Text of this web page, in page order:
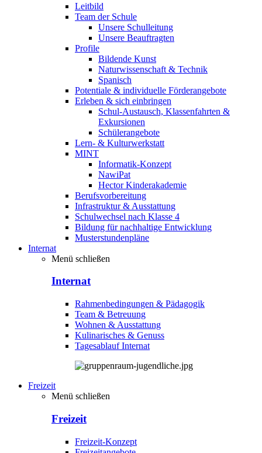
Leitbild
Team der Schule
Unsere Schulleitung
Unsere Beauftragten
Profile
Bildende Kunst
Naturwissenschaft & Technik
Spanisch
Potentiale & individuelle Förderangebote
Erleben & sich einbringen
Schul-Austausch, Klassenfahrten &
Exkursionen
Schülerangebote
Lern- & Kulturwerkstatt
MINT
Informatik-Konzept
NawiPat
Hector Kinderakademie
Berufsvorbereitung
Infrastruktur & Ausstattung
Schulwechsel nach Klasse 4
Bildung für nachhaltige Entwicklung
Musterstundenpläne
Internat
Menü schließen
Internat
Rahmenbedingungen & Pädagogik
Team & Betreuung
Wohnen & Ausstattung
Kulinarisches & Genuss
Tagesablauf Internat
Freizeit
Menü schließen
Freizeit
Freizeit-Konzept